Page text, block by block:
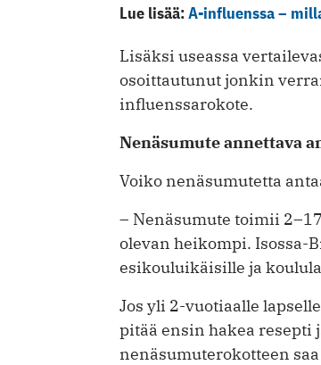
Lue lisää:A-influenssa –
Lisäksi useassa
osoittautunut jonkin
influenssarokote.
Nenäsumute annettava
Voiko nenäsumutetta
– Nenäsumute toimii
olevan heikompi. Isossa-
esikouluikäisille ja
Jos yli 2-vuotiaalle
pitää ensin hakea resepti
nenäsumuterokotteen